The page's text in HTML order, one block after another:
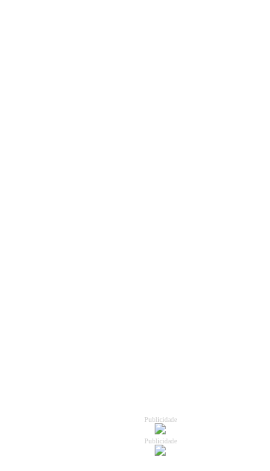
Publicidade
Publicidade